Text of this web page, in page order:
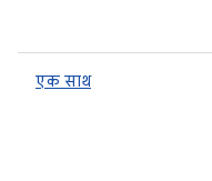
एक साथ